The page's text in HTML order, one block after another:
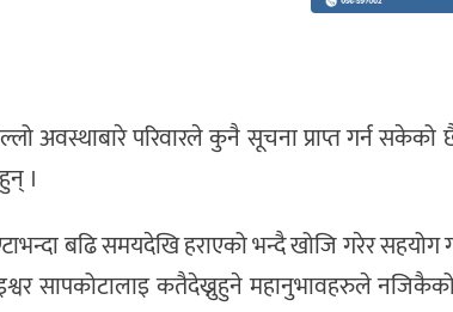
अवस्थाबारे परिवारले कुनै सूचना प्राप्त गर्न
।
बढि समयदेखि हराएको भन्दै खोजि गरेर
सापकोटालाइ कतैदेख्नुहुने महानुभावहरुले